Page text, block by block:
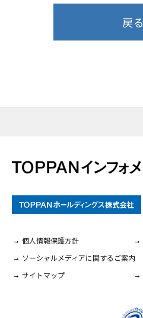
戻る
個人情報保護方針
ソーシャルメディアに関するご案内
サイトマップ